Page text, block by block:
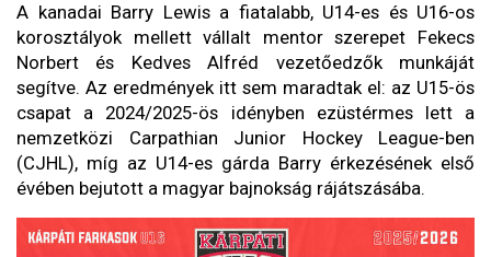
A kanadai Barry Lewis a fiatalabb, U14-es és U16-os
korosztályok mellett vállalt mentor szerepet Fekecs
Norbert és Kedves Alfréd vezetőedzők munkáját
segítve. Az eredmények itt sem maradtak el: az U15-ös
csapat a 2024/2025-ös idényben ezüstérmes lett a
nemzetközi Carpathian Junior Hockey League-ben
(CJHL), míg az U14-es gárda Barry érkezésének első
évében bejutott a magyar bajnokság rájátszásába.